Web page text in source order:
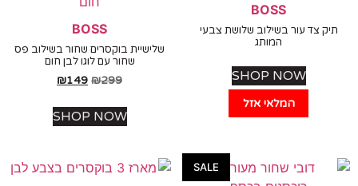
המלאי אזל
BOSS
צד עור בשילוב שלושת צבעי
SHOP NOW
BOSS
שלישיית בוקסרים שחור בשילוב פס
שחור עם לוגו לבן חום
₪
₪149
SHOP NOW
SALE